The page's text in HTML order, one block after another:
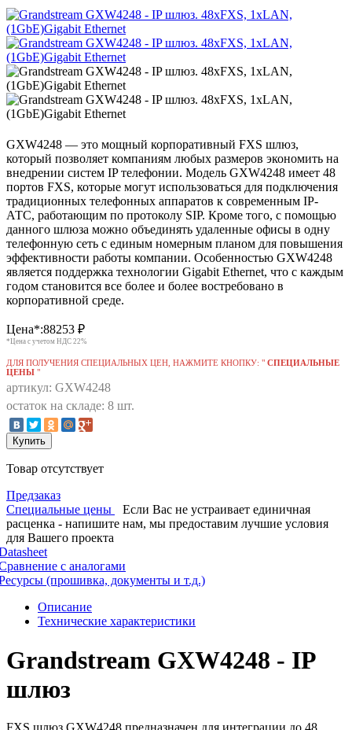
GXW4248 — это мощный корпоративный FXS шлюз,
который позволяет компаниям любых размеров экономить на
внедрении систем IP телефонии. Модель GXW4248 имеет 48
портов FXS, которые могут использоваться для подключения
традиционных телефонных аппаратов к современным IP-
АТС, работающим по протоколу SIP. Кроме того, с помощью
данного шлюза можно объединять удаленные офисы в одну
телефонную сеть с единым номерным планом для повышения
эффективности работы компании. Особенностью GXW4248
является поддержка технологии Gigabit Ethernet, что с каждым
годом становится все более и более востребовано в
корпоративной среде.
Цена*:88253 ₽
*Цена с учетом НДС 22%
ДЛЯ ПОЛУЧЕНИЯ СПЕЦИАЛЬНЫХ ЦЕН, НАЖМИТЕ КНОПКУ: " СПЕЦИАЛЬНЫЕ
ЦЕНЫ "
артикул: GXW4248
остаток на складе: 8 шт.
Купить
Товар отсутствует
Предзаказ
Специальные цены
Если Вас не устраивает единичная
расценка - напишите нам, мы предоставим лучшие условия
для Вашего проекта
с аналогами
(прошивка, документы и т.д.)
Описание
Технические характеристики
Grandstream GXW4248 - IP
шлюз
FXS шлюз GXW4248 предназначен для интеграции до 48